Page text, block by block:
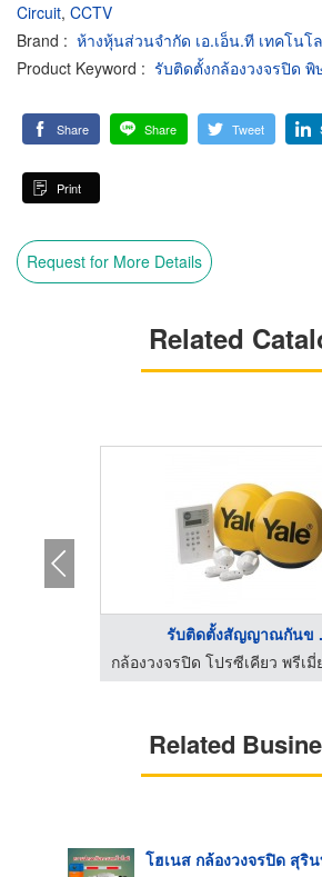
Circuit, CCTV
Brand : ห้างหุ้นส่วนจำกัด เอ.เอ็น.ที เทคโนโ
Product Keyword : รับติดตั้งกล้องวงจรปิด
Share Share Tweet
Print
Request for More Details
Related
รับติดตั้งสัญญาณกันข
Related
โฮเนส กล้องวงจรปิด สุริ